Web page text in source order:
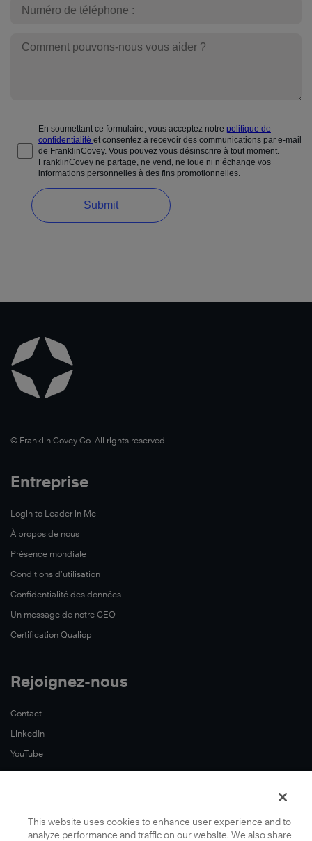
savoir
plus
©️ Franklin Covey Co. All rights reserved.
Entreprise
Login to Leader in Me
À propos de nous
Présence mondiale
Conditions d’utilisation
Confidentialité des données
Un message de notre CEO
Certification Qualiopi
Rejoignez-nous
Contact
LinkedIn
YouTube
This website uses cookies to enhance user experience and to
analyze performance and traffic on our website. We also share